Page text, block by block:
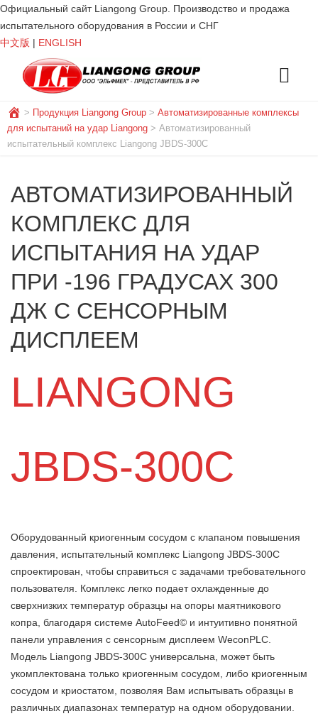
Официальный сайт Liangong Group. Производство и продажа
испытательного оборудования в России и СНГ
中文版 | ENGLISH
> Продукция Liangong Group > Автоматизированные комплексы
для испытаний на удар Liangong > Автоматизированный
испытательный комплекс Liangong JBDS-300C
АВТОМАТИЗИРОВАННЫЙ
КОМПЛЕКС ДЛЯ
ИСПЫТАНИЯ НА УДАР
ПРИ -196 ГРАДУСАХ 300
ДЖ С СЕНСОРНЫМ
ДИСПЛЕЕМ
LIANGONG
JBDS-300C
Оборудованный криогенным сосудом с клапаном повышения
давления, испытательный комплекс Liangong JBDS-300C
спроектирован, чтобы справиться с задачами требовательного
пользователя. Комплекс легко подает охлажденные до
сверхнизких температур образцы на опоры маятникового
копра, благодаря системе AutoFeed© и интуитивно понятной
панели управления с сенсорным дисплеем WeconPLC.
Модель Liangong JBDS-300C универсальна, может быть
укомплектована только криогенным сосудом, либо криогенным
сосудом и криостатом, позволяя Вам испытывать образцы в
различных диапазонах температур на одном оборудовании.